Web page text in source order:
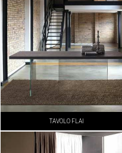
TAVOLO FLAI